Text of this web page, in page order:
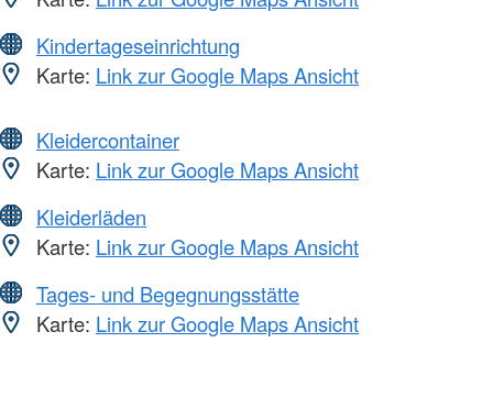
Kindertageseinrichtung
Karte: Link zur Google Maps Ansicht
Kleidercontainer
Karte: Link zur Google Maps Ansicht
Kleiderläden
Karte: Link zur Google Maps Ansicht
Tages- und Begegnungsstätte
Karte: Link zur Google Maps Ansicht